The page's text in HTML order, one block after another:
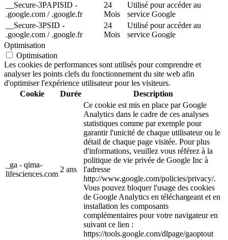
__Secure-3PAPISID -
.google.com / .google.fr
24
Mois
Utilisé pour accéder au
service Google
__Secure-3PSID -
.google.com / .google.fr
24
Mois
Utilisé pour accéder au
service Google
Optimisation
Optimisation
Les cookies de performances sont utilisés pour comprendre et
analyser les points clefs du fonctionnement du site web afin
d'optimiser l'expérience utilisateur pour les visiteurs.
Cookie
Durée Description
_ga - qima-
lifesciences.com
2 ans
Ce cookie est mis en place par Google
Analytics dans le cadre de ces analyses
statistiques comme par exemple pour
garantir l'unicité de chaque utilisateur ou le
détail de chaque page visitée. Pour plus
d'informations, veuillez vous référez à la
politique de vie privée de Google Inc à
l'adresse
http://www.google.com/policies/privacy/.
Vous pouvez bloquer l'usage des cookies
de Google Analytics en téléchargeant et en
installation les composants
complémentaires pour votre navigateur en
suivant ce lien :
https://tools.google.com/dlpage/gaoptout